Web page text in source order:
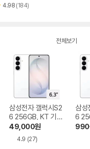
페이
4.98 리
(184)
전체보기
삼성전자 갤럭시S2
6 256GB, KT 기기
변경 완납
49,000원
4.9 (27)
삼성
6
이동
990